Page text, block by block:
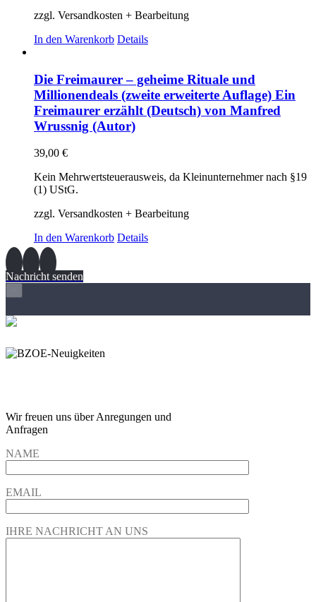
zzgl. Versandkosten + Bearbeitung
In den Warenkorb Details
Die Freimaurer – geheime Rituale und
Millionendeals (zweite erweiterte Auflage) Ein
Freimaurer erzählt (Deutsch) von Manfred
Wrussnig (Autor)
39,00 €
Kein Mehrwertsteuerausweis, da Kleinunternehmer nach §19
(1) UStG.
zzgl. Versandkosten + Bearbeitung
In den Warenkorb Details
Nachricht senden
Wir freuen uns über Anregungen und
Anfragen
NAME
EMAIL
IHRE NACHRICHT AN UNS